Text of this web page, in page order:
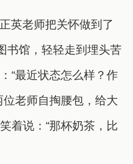
英老师把关怀做到了
书馆，轻轻走到埋头苦
“最近状态怎么样？作
位老师自掏腰包，给大
着说：“那杯奶茶，比